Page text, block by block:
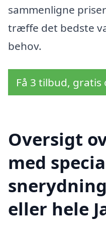
sammenligne
træffe det bedste
behov.
Få 3 tilbud,
Oversigt
med
eller hele